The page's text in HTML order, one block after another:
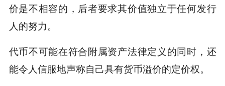
价是不相容的，后者要求其价值独立于任何发行
人的努力。
代币不可能在符合附属资产法律定义的同时，还
能令人信服地声称自己具有货币溢价的定价权。